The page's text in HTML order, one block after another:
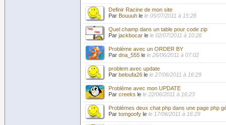
Definir Racine de mon site
Par Bouuuh le le 05/07/2011 à 15:28
Quel champ dans un table pour code zip
Par jackbocar le le 02/07/2011 à 10:26
Problème avec un ORDER BY
Par dna_555 le le 26/06/2011 à 07:02
problem avec update
Par beloufa26 le le 27/06/2011 à 16:29
Problème avec mon UPDATE
Par creeks le le 22/06/2011 à 16:23
Problèmes deux chat php dans une page php
Par tomgoofy le le 17/06/2011 à 16:29